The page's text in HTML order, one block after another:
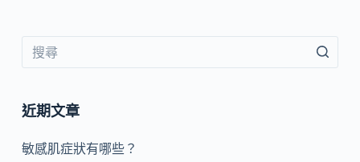
近期文章
敏感肌症狀有哪些？